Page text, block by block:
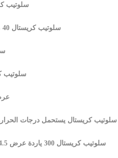
- سلوتيب
– سلوتيب كريستال 40 ميكرون عرض 4.5 سم
–
– سلوتيب
– عرض 2.2
– سلوتيب كريستال يستحمل درجات
– سلوتيب كريستال 300 ياردة عرض 4.5 سم الكرتونة 30 بكرة